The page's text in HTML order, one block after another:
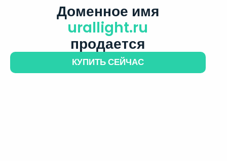
Доменное имя
urallight.ru
продается
КУПИТЬ СЕЙЧАС